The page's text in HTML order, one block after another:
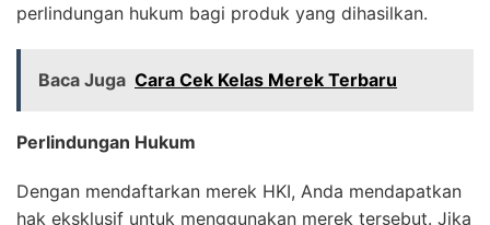
perlindungan hukum bagi produk yang dihasilkan.
Baca Juga Cara Cek Kelas Merek Terbaru
Perlindungan Hukum
Dengan mendaftarkan merek HKI, Anda mendapatkan
hak eksklusif untuk menggunakan merek tersebut. Jika